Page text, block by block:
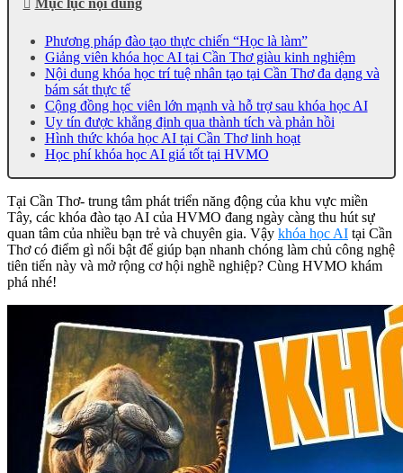
Mục lục nội dung
Phương pháp đào tạo thực chiến “Học là làm”
Giảng viên khóa học AI tại Cần Thơ giàu kinh nghiệm
Nội dung khóa học trí tuệ nhân tạo tại Cần Thơ đa dạng và
bám sát thực tế
Cộng đồng học viên lớn mạnh và hỗ trợ sau khóa học AI
Uy tín được khẳng định qua thành tích và phản hồi
Hình thức khóa học AI tại Cần Thơ linh hoạt
Học phí khóa học AI giá tốt tại HVMO
Tại Cần Thơ- trung tâm phát triển năng động của khu vực miền
Tây, các khóa đào tạo AI của HVMO đang ngày càng thu hút sự
quan tâm của nhiều bạn trẻ và chuyên gia. Vậy khóa học AI tại Cần
Thơ có điểm gì nổi bật để giúp bạn nhanh chóng làm chủ công nghệ
tiên tiến này và mở rộng cơ hội nghề nghiệp? Cùng HVMO khám
phá nhé!